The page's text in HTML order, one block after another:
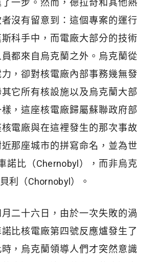
了一步。然而，德拉奇和其他熱
沒有留意到：這個專案的運行
科手中，而電廠大部分的技術
都來自烏克蘭之外。烏克蘭從
，卻對核電廠內部事務幾無發
它所有核設施以及烏克蘭大部
，這座核電廠歸屬蘇聯政府部
電廠與在這裡發生的那次事故
那座城市的拼寫命名，並為世
諾比（Chernobyl ），而非烏克
利（Chornobyl ）。
二十六日，由於一次失敗的渦
比核電廠第四號反應爐發生了
，烏克蘭領導人們才突然意識